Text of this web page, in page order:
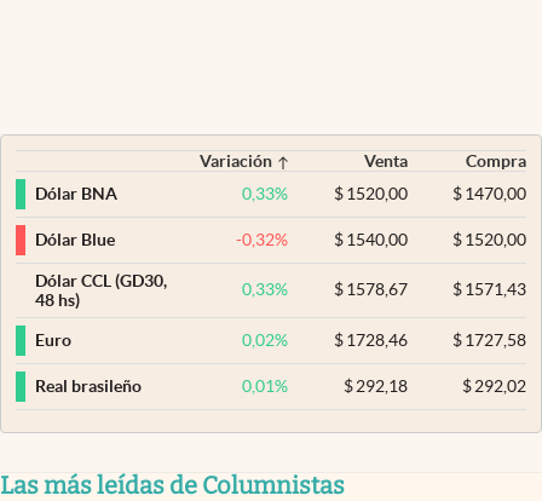
Variación Venta
Compra
Dólar BNA
0,33% $ 1520,00 $1470,00
Dólar Blue -0,32% $ 1540,00 $1520,00
Dólar CCL (GD30,
48 hs)
0,33% $ 1578,67 $1571,43
Euro 0,02% $ 1728,46 $1727,58
Real brasileño 0,01% $ 292,18 $292,02
Las más leídas de Columnistas